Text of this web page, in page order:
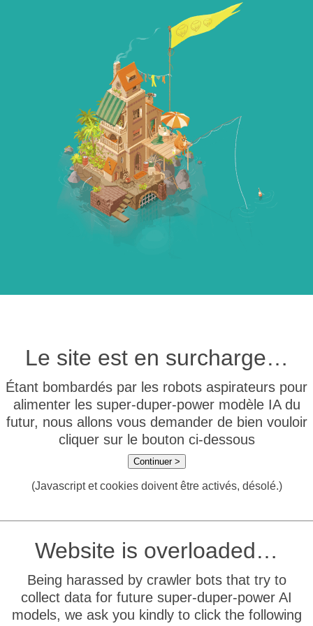
Le site est en surcharge…
Étant bombardés par les robots aspirateurs pour
alimenter les super-duper-power modèle IA du
futur, nous allons vous demander de bien vouloir
cliquer sur le bouton ci-dessous
Continuer >
(Javascript et cookies doivent être activés, désolé.)
Website is overloaded…
Being harassed by crawler bots that try to
collect data for future super-duper-power AI
models, we ask you kindly to click the following